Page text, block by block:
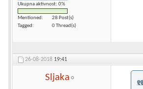
Ukupna aktivnost: 0%
Mentioned
28 Post(s)
Tagged
0 Thread(s)
26-08-2018 19:41
Sljaka